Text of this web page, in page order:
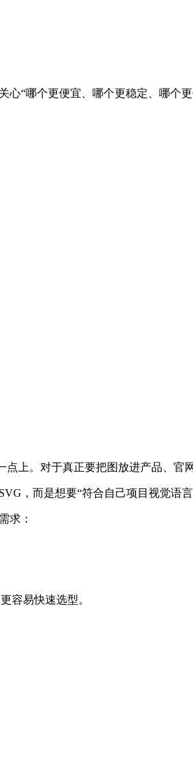
“哪个更便宜、哪个更稳定、哪个更
上。对于真正要把图放进产品、官
，而是想要“符合自己项目视觉语言
求：
容易快速选型。